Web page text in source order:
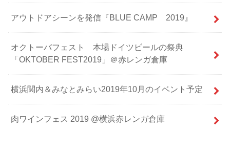
アウトドアシーンを発信『BLUE CAMP 2019』
オクトーバフェスト 本場ドイツビールの祭典
「OKTOBER FEST2019」＠赤レンガ倉庫
横浜関内＆みなとみらい2019年10月のイベント予定
肉ワインフェス 2019 @横浜赤レンガ倉庫